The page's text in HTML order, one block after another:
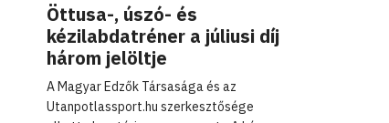
Öttusa-, úszó- és
kézilabdatréner a júliusi díj
három jelöltje
A Magyar Edzők Társasága és az
Utanpotlassport.hu szerkesztősége